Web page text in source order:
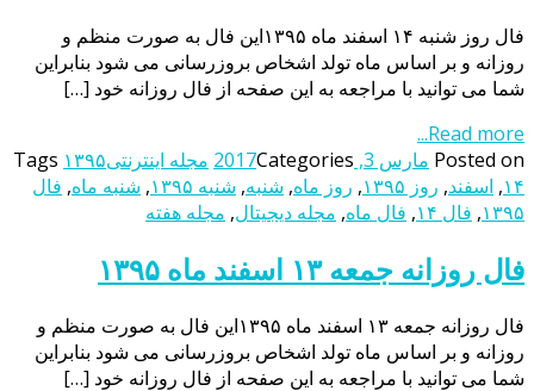
فال روز شنبه ۱۴ اسفند ماه ۱۳۹۵این فال به صورت منظم و
روزانه و بر اساس ماه تولد اشخاص بروزرسانی می شود بنابراین
شما می توانید با مراجعه به این صفحه از فال روزانه خود […]
Read more...
Posted on مارس 3, 2017 Categories مجله اینترنتی Tags ۱۳۹۵
۱۴, اسفند, روز ۱۳۹۵ , روز ماه, شنبه, شنبه ۱۳۹۵ , شنبه ماه, فال
۱۳۹۵, فال ۱۴ , فال ماه, مجله دیجیتال, مجله هفته
فال روزانه جمعه ۱۳ اسفند ماه ۱۳۹۵
فال روزانه جمعه ۱۳ اسفند ماه ۱۳۹۵این فال به صورت منظم و
روزانه و بر اساس ماه تولد اشخاص بروزرسانی می شود بنابراین
شما می توانید با مراجعه به این صفحه از فال روزانه خود […]